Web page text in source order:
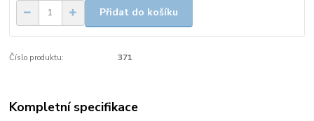
Přidat do košíku
Číslo produktu: 371
Kompletní specifikace